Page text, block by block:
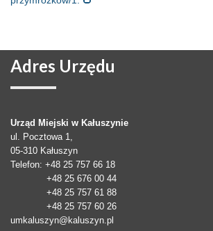
Adres Urzędu
Urząd Miejski w Kałuszynie
ul. Pocztowa 1,
05-310 Kałuszyn
Telefon: +48 25 757 66 18
+48 25 676 00 44
+48 25 757 61 88
+48 25 757 60 26
umkaluszyn@kaluszyn.pl